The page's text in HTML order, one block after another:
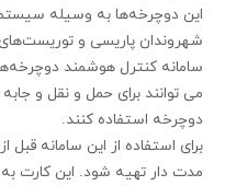
این دوچرخه‌ها به وسیله
شهروندان پاریسی و
سامانه کنترل هوشمند
می‌ توانند برای حمل و نقل و
دوچرخه‌ استفاده کنند.
برای استفاده از این سامانه قبل
مدت ‌دار تهیه شود. این کارت به